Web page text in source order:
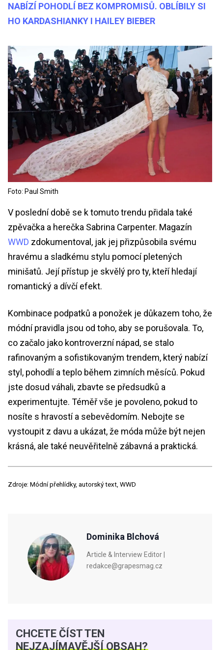
NABÍZÍ POHODLÍ BEZ KOMPROMISŮ. OBLÍBILY SI
HO KARDASHIANKY I HAILEY BIEBER
Foto: Paul Smith
V poslední době se k tomuto trendu přidala také
zpěvačka a herečka Sabrina Carpenter. Magazín
WWD zdokumentoval, jak jej přizpůsobila svému
hravému a sladkému stylu pomocí pletených
minišatů. Její přístup je skvělý pro ty, kteří hledají
romantický a dívčí efekt.
Kombinace podpatků a ponožek je důkazem toho, že
módní pravidla jsou od toho, aby se porušovala. To,
co začalo jako kontroverzní nápad, se stalo
rafinovaným a sofistikovaným trendem, který nabízí
styl, pohodlí a teplo během zimních měsíců. Pokud
jste dosud váhali, zbavte se předsudků a
experimentujte. Téměř vše je povoleno, pokud to
nosíte s hravostí a sebevědomím. Nebojte se
vystoupit z davu a ukázat, že móda může být nejen
krásná, ale také neuvěřitelně zábavná a praktická.
Zdroje: Módní přehlídky, autorský text, WWD
Dominika Blchová
Article & Interview Editor |
redakce@grapesmag.cz
CHCETE ČÍST TEN
NEJZAJÍMAVĚJŠÍ OBSAH?